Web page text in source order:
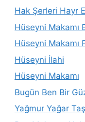
Hak Şerleri Hayr
Hüseyni Makamı
Hüseyni Makamı
Hüseyni İlahi
Hüseyni Makamı
Bugün Ben Bir
Yağmur Yağar